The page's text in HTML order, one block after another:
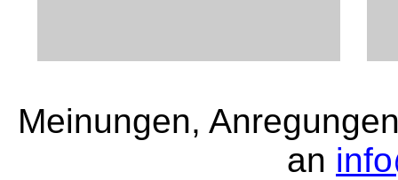
Meinungen,
an